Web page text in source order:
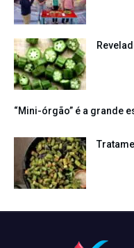
“Mini-órgão” é a grande